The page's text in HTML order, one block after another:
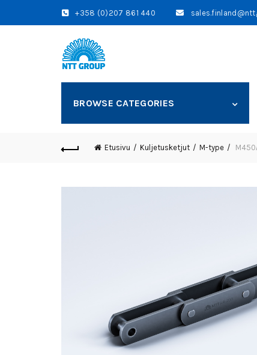
+358 (0)207 861 440
BROWSE CATEGORIES
Etusivu Kuljetusketjut M-type